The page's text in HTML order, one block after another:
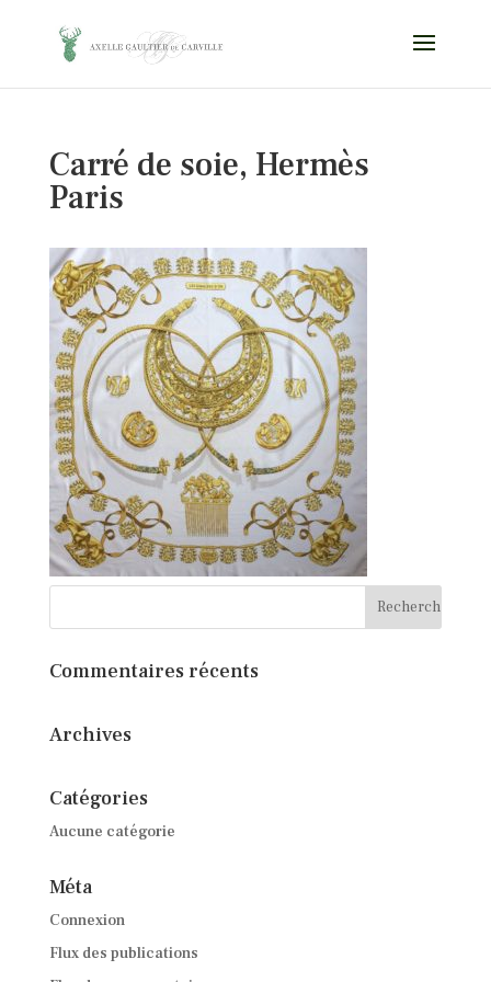
Carré de soie, Hermès
Paris
Commentaires récents
Archives
Catégories
Aucune catégorie
Méta
Connexion
Flux des publications